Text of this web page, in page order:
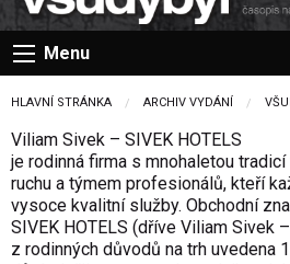
Menu
HLAVNÍ STRÁNKA ARCHIV VYDÁNÍ
Viliam Sivek – SIVEK HOTELS
je rodinná firma s mnohaletou
ruchu a týmem profesionálů, kteří
vysoce kvalitní služby. Obchodní
SIVEK HOTELS (dříve Viliam Sivek
z rodinných důvodů na trh uvedena